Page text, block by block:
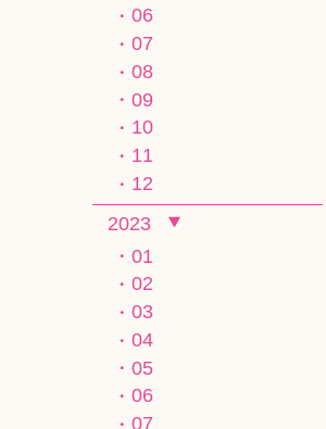
06
07
08
09
10
11
12
2023
01
02
03
04
05
06
07